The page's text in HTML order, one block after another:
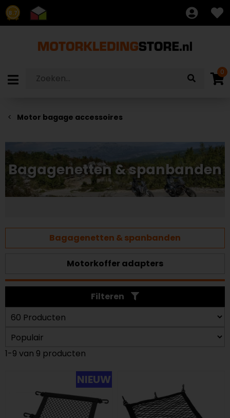
8.7
0
Motor bagage accessoires
Bagagenetten & spanbanden
Bagagenetten & spanbanden
Motorkoffer adapters
Filteren
1-9 van 9 producten
NIEUW